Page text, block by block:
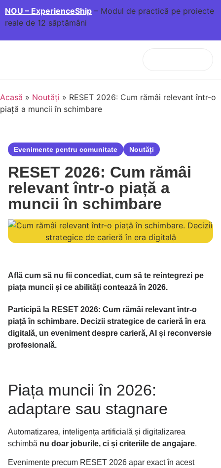
NOU – ExperienceShip – Modul de practică pe proiecte
reale de 12 săptămâni
Acasă » Noutăți » RESET 2026: Cum rămâi relevant într-o
piață a muncii în schimbare
Evenimente pentru comunitate Noutăți
RESET 2026: Cum rămâi
relevant într-o piață a
muncii în schimbare
Află cum să nu fii concediat, cum să te reintegrezi pe
piața muncii și ce abilități contează în 2026.
Participă la RESET 2026: Cum rămâi relevant într-o
piață în schimbare. Decizii strategice de carieră în era
digitală, un eveniment despre carieră, AI și reconversie
profesională.
Piața muncii în 2026:
adaptare sau stagnare
Automatizarea, inteligența artificială și digitalizarea
schimbă nu doar joburile, ci și criteriile de angajare.
Evenimente precum RESET 2026 apar exact în acest